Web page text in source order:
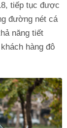
tiếp tục được
đường nét cá
năng tiết
hàng đô